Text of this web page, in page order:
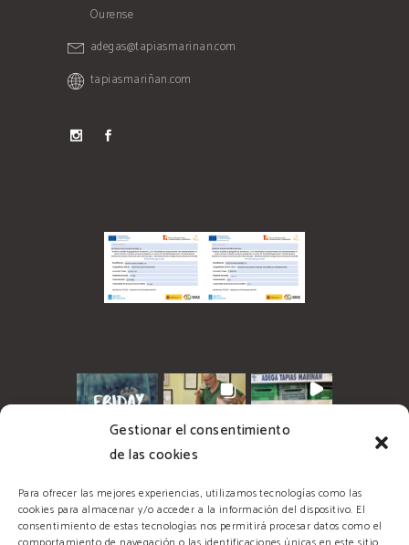
Gestionar el consentimiento
de las cookies
Para ofrecer las mejores experiencias, utilizamos tecnologías como las
cookies para almacenar y/o acceder a la información del dispositivo. El
consentimiento de estas tecnologías nos permitirá procesar datos como el
Ourense
adegas@tapiasmarinan.com
tapiasmariñan.com